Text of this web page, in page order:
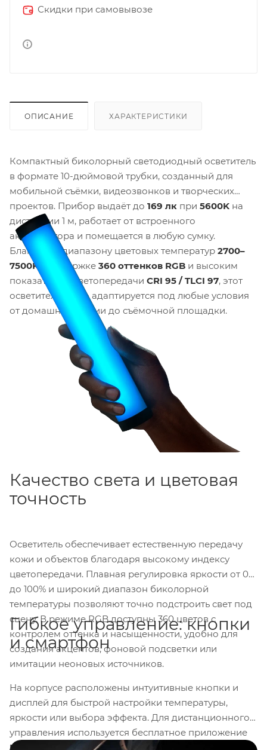
Скидки при самовывозе
ОПИСАНИЕ ХАРАКТЕРИСТИКИ
Компактный биколорный светодиодный осветитель
в формате 10-дюймовой трубки, созданный для
мобильной съёмки, видеозвонков и творческих
проектов. Прибор выдаёт до 169 лк при 5600K на
дистанции 1 м, работает от встроенного
аккумулятора и помещается в любую сумку.
Благодаря диапазону цветовых температур 2700–
7500K, поддержке 360 оттенков RGB и высоким
показателям цветопередачи CRI 95 / TLCI 97, этот
осветитель легко адаптируется под любые условия
от домашней студии до съёмочной площадки.
Качество света и цветовая
точность
Осветитель обеспечивает естественную передачу
кожи и объектов благодаря высокому индексу
цветопередачи. Плавная регулировка яркости от 0
до 100% и широкий диапазон биколорной
температуры позволяют точно подстроить свет под
сцену. В режиме RGB доступны 360 цветов с
контролем оттенка и насыщенности, удобно для
создания акцентов, фоновой подсветки или
имитации неоновых источников.
Гибкое управление: кнопки
и смартфон
На корпусе расположены интуитивные кнопки и
дисплей для быстрой настройки температуры,
яркости или выбора эффекта. Для дистанционного
управления используется бесплатное приложение
NANLINK
через Bluetooth и радиоканал